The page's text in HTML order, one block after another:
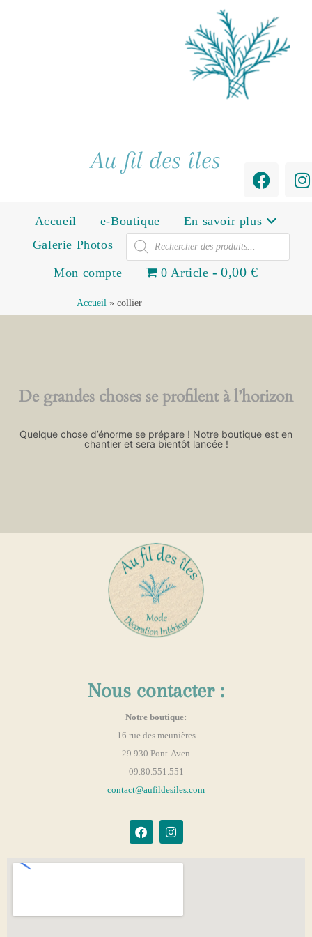
Au fil des îles
Accueil e-Boutique
En savoir plus
Galerie Photos
Mon compte
0 Article 0,00 €
Accueil » collier
De grandes choses se profilent à l’horizon
Quelque chose d’énorme se prépare ! Notre boutique est en
chantier et sera bientôt lancée !
Nous contacter :
Notre boutique:
16 rue des meunières
29 930 Pont-Aven
09.80.551.551
contact@aufildesiles.com